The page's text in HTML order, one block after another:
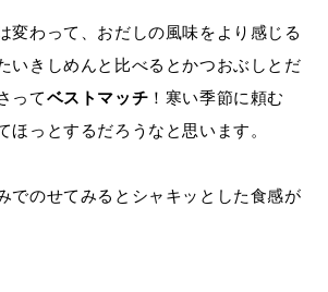
変わって、おだしの風味をより感じる
いきしめんと比べるとかつおぶしとだ
ってベストマッチ ！寒い季節に頼む
ほっとするだろうなと思います。
でのせてみるとシャキッとした食感が